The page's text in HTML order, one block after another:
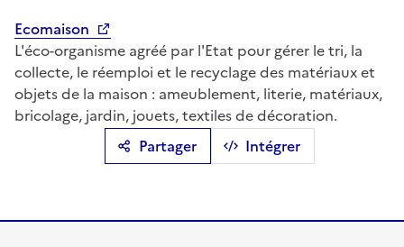
Partager Intégrer
Ecomaison
L'éco-organisme agréé par l'Etat pour gérer le tri, la
collecte, le réemploi et le recyclage des matériaux et
objets de la maison : ameublement, literie, matériaux,
bricolage, jardin, jouets, textiles de décoration.